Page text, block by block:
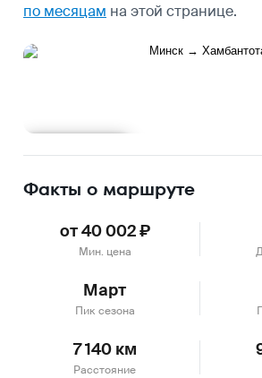
по месяцам на этой странице.
Факты о маршруте
от 40 002 ₽
Мин. цена
Март
Пик сезона
7 140 км
Расстояние